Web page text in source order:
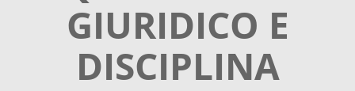
GIURIDICO E
DISCIPLINA